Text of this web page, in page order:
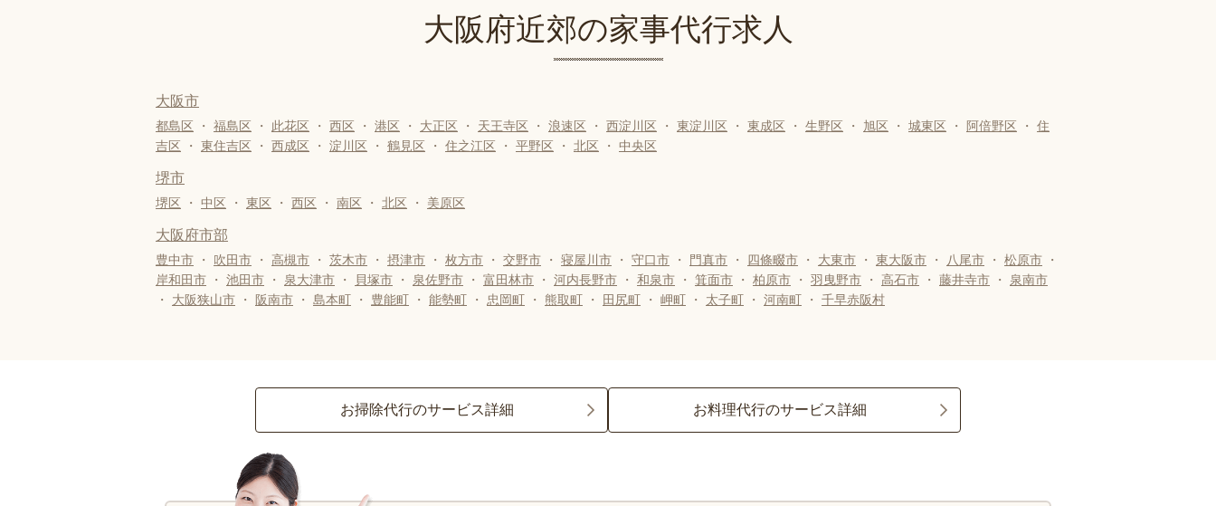
大阪府近郊の家事代行求人
大阪市
都島区 ・ 福島区 ・ 此花区 ・ 西区 ・ 港区 ・ 大正区 ・ 天王寺区 ・ 浪速区 ・ 西淀川区 ・ 東淀川区 ・ 東成区 ・ 生野区 ・ 旭区 ・ 城東区 ・ 阿倍野区 ・ 住
吉区 ・ 東住吉区 ・ 西成区 ・ 淀川区 ・ 鶴見区 ・ 住之江区 ・ 平野区 ・ 北区 ・ 中央区
堺市
堺区 ・ 中区 ・ 東区 ・ 西区 ・ 南区 ・ 北区 ・ 美原区
大阪府市部
豊中市 ・ 吹田市 ・ 高槻市 ・ 茨木市 ・ 摂津市 ・ 枚方市 ・ 交野市 ・ 寝屋川市 ・ 守口市 ・ 門真市 ・ 四條畷市 ・ 大東市 ・ 東大阪市 ・ 八尾市 ・ 松原市 ・
岸和田市 ・ 池田市 ・ 泉大津市 ・ 貝塚市 ・ 泉佐野市 ・ 富田林市 ・ 河内長野市 ・ 和泉市 ・ 箕面市 ・ 柏原市 ・ 羽曳野市 ・ 高石市 ・ 藤井寺市 ・ 泉南市
・ 大阪狭山市 ・ 阪南市 ・ 島本町 ・ 豊能町 ・ 能勢町 ・ 忠岡町 ・ 熊取町 ・ 田尻町 ・ 岬町 ・ 太子町 ・ 河南町 ・ 千早赤阪村
お掃除代行のサービス詳細 お料理代行のサービス詳細